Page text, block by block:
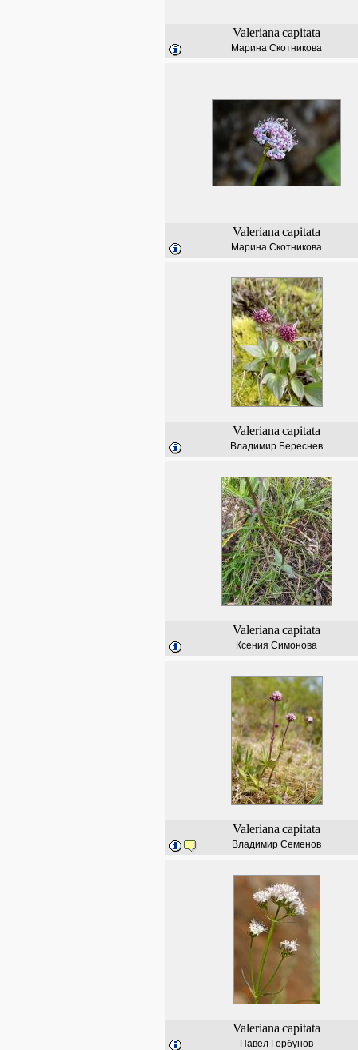
Valeriana capitata
Марина Скотникова
Valeriana capitata
Марина Скотникова
Valeriana capitata
Владимир Береснев
Valeriana capitata
Ксения Симонова
Valeriana capitata
Владимир Семенов
Valeriana capitata
Павел Горбунов